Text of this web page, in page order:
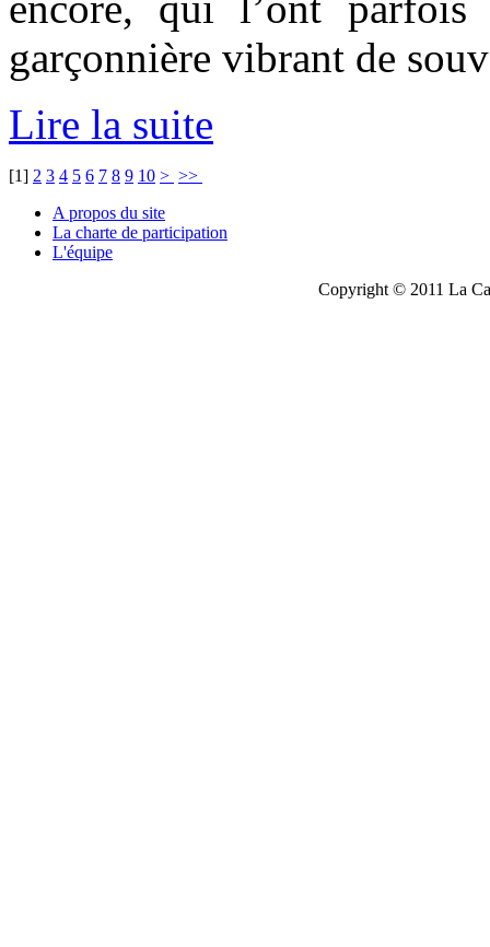
garçonnière vibrant de
Lire la suite
[1] 2 3 4 5 6 7 8 9 10 > >>
A propos du site
La charte de participation
L'équipe
Copyright © 2011 La